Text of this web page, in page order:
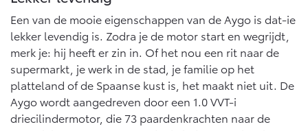
Een van de mooie eigenschappen van de Aygo is dat-ie
lekker levendig is. Zodra je de motor start en wegrijdt,
merk je: hij heeft er zin in. Of het nou een rit naar de
supermarkt, je werk in de stad, je familie op het
platteland of de Spaanse kust is, het maakt niet uit. De
Aygo wordt aangedreven door een 1.0 VVT-i
driecilindermotor, die 73 paardenkrachten naar de